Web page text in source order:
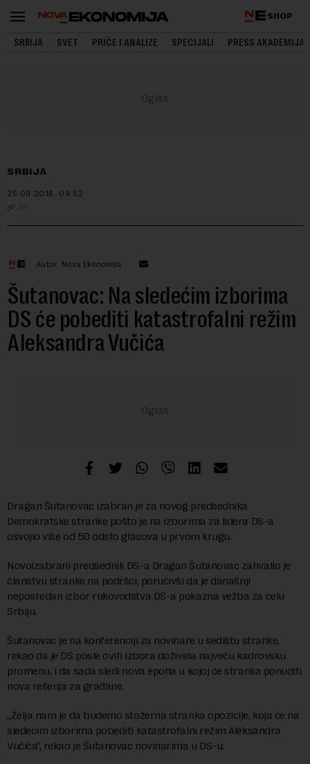
SHOP
SRBIJA SVET PRIČE I ANALIZE SPECIJALI PRESS AKADEMIJA
SRBIJA
25.09.2016. 09:52
N1
Autor: Nova Ekonomija
Šutanovac: Na sledećim izborima
DS će pobediti katastrofalni režim
Aleksandra Vučića
Dragan Šutanovac izabran je za novog predsednika
Demokratske stranke pošto je na izborima za lidera DS-a
osvojio više od 50 odsto glasova u prvom krugu.
Novoizabrani predsednik DS-a Dragan Šutanovac zahvalio je
članstvu stranke na podršci, poručivši da je današnji
neposredan izbor rukovodstva DS-a pokazna vežba za celu
Srbiju.
Šutanovac je na konferenciji za novinare u sedištu stranke,
rekao da je DS posle ovih izbora doživela najveću kadrovsku
promenu, i da sada sledi nova epoha u kojoj će stranka ponuditi
nova rešenja za građane.
„Želja nam je da budemo stožerna stranka opozicije, koja će na
sledećim izborima pobediti katastrofalni režim Aleksandra
Vučića“, rekao je Šutanovac novinarima u DS-u.